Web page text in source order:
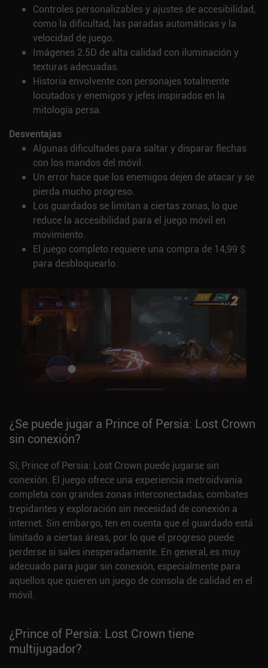
Controles personalizables y ajustes de accesibilidad,
como la dificultad, las paradas automáticas y la
velocidad de juego.
Imágenes 2.5D de alta calidad con iluminación y
texturas adecuadas.
Historia envolvente con personajes totalmente
locutados y enemigos y jefes inspirados en la
mitología persa.
Desventajas
Algunas dificultades para saltar y disparar flechas
con los mandos del móvil.
Un error hace que los enemigos dejen de atacar y se
pierda mucho progreso.
Los guardados se limitan a ciertas zonas, lo que
reduce la accesibilidad para el juego móvil en
movimiento.
El juego completo requiere una compra de 14,99 $
para desbloquearlo.
¿Se puede jugar a Prince of Persia: Lost Crown
sin conexión?
Sí, Prince of Persia: Lost Crown puede jugarse sin
conexión. El juego ofrece una experiencia metroidvania
completa con grandes zonas interconectadas, combates
trepidantes y exploración sin necesidad de conexión a
internet. Sin embargo, ten en cuenta que el guardado está
limitado a ciertas áreas, por lo que el progreso puede
perderse si sales inesperadamente. En general, es muy
adecuado para jugar sin conexión, especialmente para
aquellos que quieren un juego de consola de calidad en el
móvil.
¿Prince of Persia: Lost Crown tiene
multijugador?